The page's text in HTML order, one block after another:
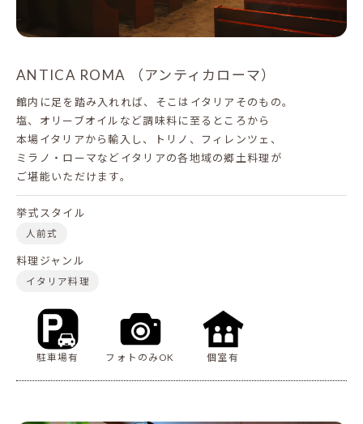
ANTICA ROMA （アンティカローマ）
館内に足を踏み入れれば、そこはイタリアそのもの。
塩、オリーブオイルなど調味料に至るところから
本場イタリアから輸入し、トリノ、フィレンツェ、
ミラノ・ローマなどイタリアの各地域の郷土料理が
ご堪能いただけます。
挙式スタイル
人前式
料理ジャンル
イタリア料理
駐車場有 フォトのみOK 個室有